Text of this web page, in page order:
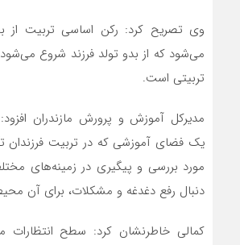
وی تصریح کرد: رکن اساسی تربیت از
می‌شود که از بدو تولد فرزند شروع
تربیتی است.
مدیرکل آموزش و پرورش مازندران
یک فضای آموزشی که در تربیت فرزندان
مورد بررسی و پیگیری در زمینه‌های
دنبال رفع دغدغه و مشکلات، برای آن
کمالی خاطرنشان کرد: سطح انتظارات